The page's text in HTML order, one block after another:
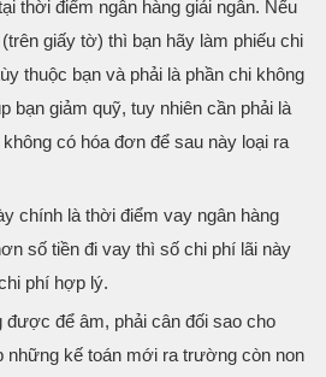
thời điểm ngân hàng giải ngân. Nếu
giấy tờ) thì bạn hãy làm phiếu chi
thuộc bạn và phải là phần chi không
bạn giảm quỹ, tuy nhiên cần phải là
có hóa đơn để sau này loại ra
chính là thời điểm vay ngân hàng
số tiền đi vay thì số chi phí lãi này
phí hợp lý.
được để âm, phải cân đối sao cho
những kế toán mới ra trường còn non